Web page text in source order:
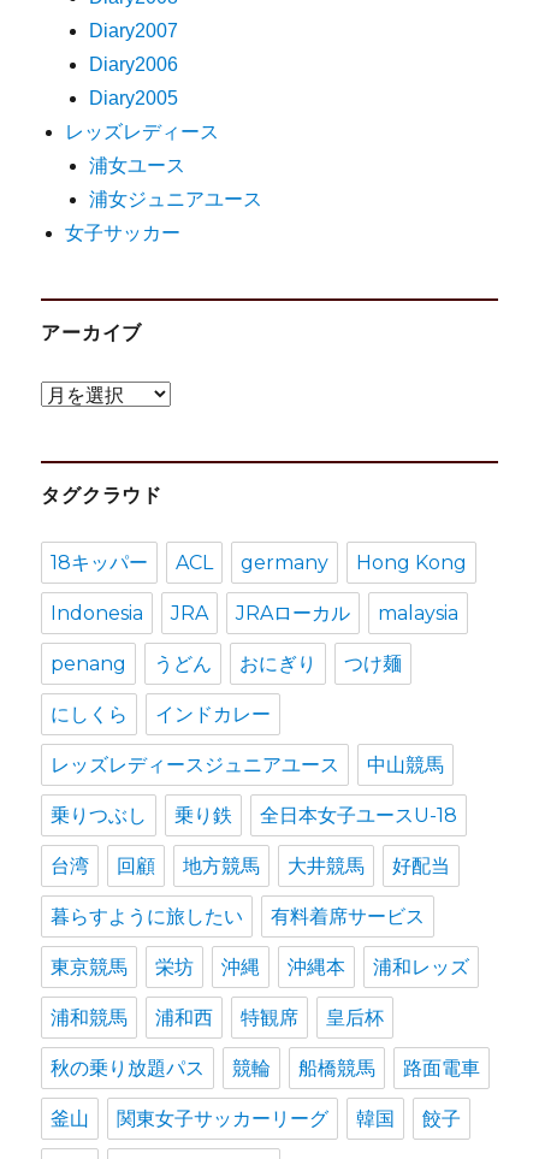
Diary2007
Diary2006
Diary2005
レッズレディース
浦女ユース
浦女ジュニアユース
女子サッカー
アーカイブ
ア
カ
イ
タグクラウド
18キッパー ACL germany Hong Kong
Indonesia JRA JRAローカル malaysia
penang うどん おにぎり つけ麺
にしくら インドカレー
レッズレディースジュニアユース 中山競馬
乗りつぶし 乗り鉄 全日本女子ユースU-18
台湾 回顧 地方競馬 大井競馬 好配当
暮らすように旅したい 有料着席サービス
東京競馬 栄坊 沖縄 沖縄本 浦和レッズ
浦和競馬 浦和西 特観席 皇后杯
秋の乗り放題パス 競輪 船橋競馬 路面電車
釜山 関東女子サッカーリーグ 韓国 餃子